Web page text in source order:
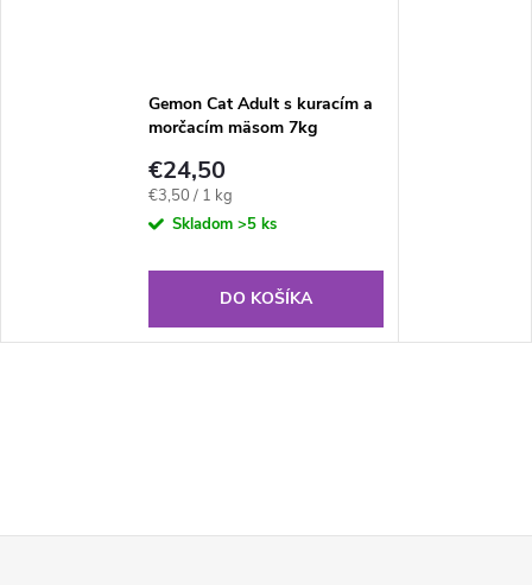
Gemon Cat Adult s kuracím a
morčacím mäsom 7kg
€24,50
Jednotková
cena:
€3,50 / 1 kg
Skladom >5 ks
DO KOŠÍKA